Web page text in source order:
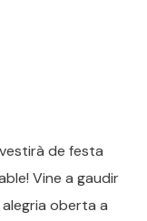
de festa
Vine a gaudir
alegria oberta a